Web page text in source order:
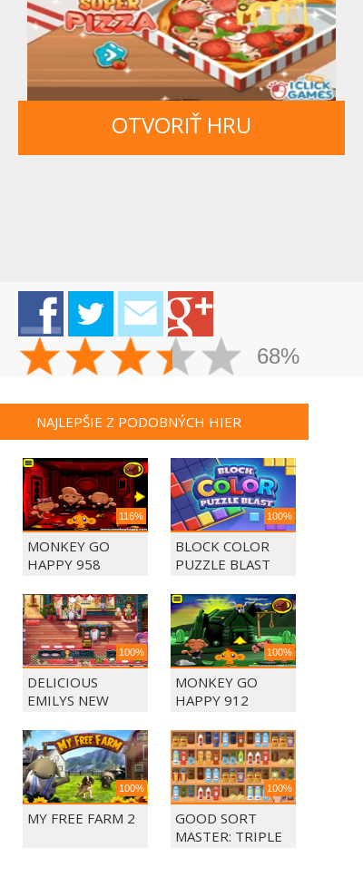
OTVORIŤ HRU
68%
NAJLEPŠIE Z PODOBNÝCH HIER
116%
MONKEY GO
HAPPY 958
100%
BLOCK COLOR
PUZZLE BLAST
100%
DELICIOUS
EMILYS NEW
100%
MONKEY GO
HAPPY 912
100%
MY FREE FARM 2
100%
GOOD SORT
MASTER: TRIPLE